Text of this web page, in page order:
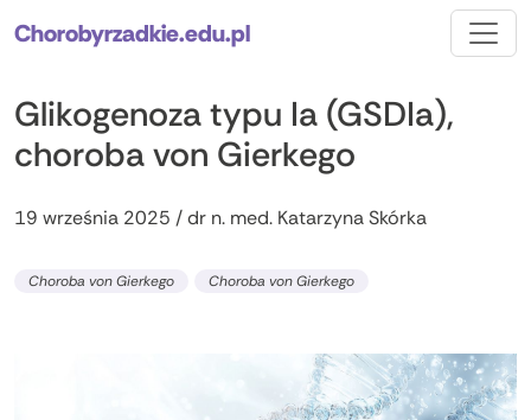
Chorobyrzadkie.edu.pl
Glikogenoza typu Ia (GSDIa),
choroba von Gierkego
19 września 2025 / dr n. med. Katarzyna Skórka
Choroba von Gierkego Choroba von Gierkego